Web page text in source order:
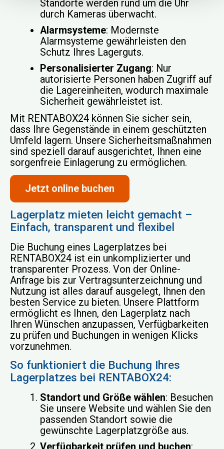
Standorte werden rund um die Uhr
durch Kameras überwacht.
Alarmsysteme: Modernste
Alarmsysteme gewährleisten den
Schutz Ihres Lagerguts.
Personalisierter Zugang: Nur
autorisierte Personen haben Zugriff auf
die Lagereinheiten, wodurch maximale
Sicherheit gewährleistet ist.
Mit RENTABOX24 können Sie sicher sein,
dass Ihre Gegenstände in einem geschützten
Umfeld lagern. Unsere Sicherheitsmaßnahmen
sind speziell darauf ausgerichtet, Ihnen eine
sorgenfreie Einlagerung zu ermöglichen.
Jetzt online buchen
Lagerplatz mieten leicht gemacht –
Einfach, transparent und flexibel
Die Buchung eines Lagerplatzes bei
RENTABOX24 ist ein unkomplizierter und
transparenter Prozess. Von der Online-
Anfrage bis zur Vertragsunterzeichnung und
Nutzung ist alles darauf ausgelegt, Ihnen den
besten Service zu bieten. Unsere Plattform
ermöglicht es Ihnen, den Lagerplatz nach
Ihren Wünschen anzupassen, Verfügbarkeiten
zu prüfen und Buchungen in wenigen Klicks
vorzunehmen.
So funktioniert die Buchung Ihres
Lagerplatzes bei RENTABOX24:
Standort und Größe wählen: Besuchen
Sie unsere Website und wählen Sie den
passenden Standort sowie die
gewünschte Lagerplatzgröße aus.